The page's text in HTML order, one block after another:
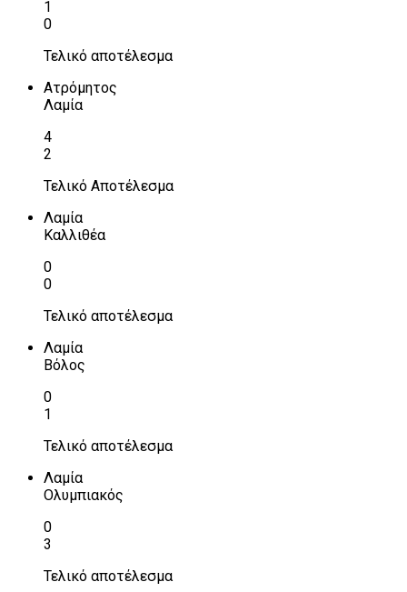
1
0
Τελικό αποτέλεσμα
Ατρόμητος
Λαμία
4
2
Τελικό Αποτέλεσμα
Λαμία
Καλλιθέα
0
0
Τελικό αποτέλεσμα
Λαμία
Βόλος
0
1
Τελικό αποτέλεσμα
Λαμία
Ολυμπιακός
0
3
Τελικό αποτέλεσμα